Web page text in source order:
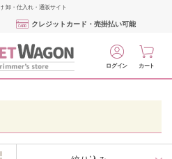
卸・仕入れ・通販サイト
クレジットカード・売掛払い可能
ログイン カート